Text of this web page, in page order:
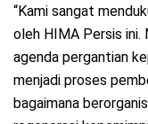
“Kami sangat
oleh HIMA Persis ini.
agenda pergantian
menjadi proses
bagaimana